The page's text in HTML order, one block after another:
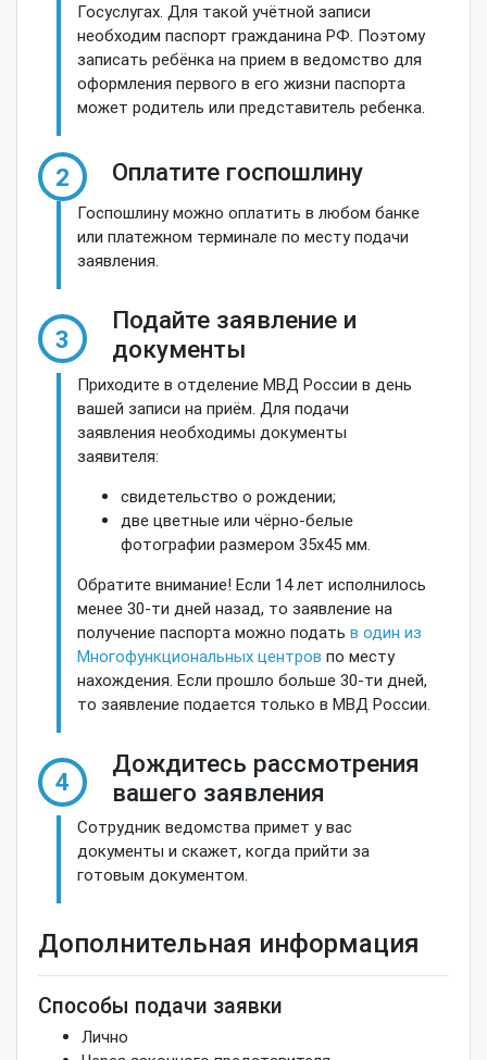
Госуслугах. Для такой учётной записи
необходим паспорт гражданина РФ. Поэтому
записать ребёнка на прием в ведомство для
оформления первого в его жизни паспорта
может родитель или представитель ребенка.
2 Оплатите госпошлину
Госпошлину можно оплатить в любом банке
или платежном терминале по месту подачи
заявления.
3
Подайте заявление и
документы
Приходите в отделение МВД России в день
вашей записи на приём. Для подачи
заявления необходимы документы
заявителя:
свидетельство о рождении;
две цветные или чёрно-белые
фотографии размером 35х45 мм.
Обратите внимание! Если 14 лет исполнилось
менее 30-ти дней назад, то заявление на
получение паспорта можно податьв один из
Многофункциональных центров по месту
нахождения. Если прошло больше 30-ти дней,
то заявление подается только в МВД России.
4
Дождитесь рассмотрения
вашего заявления
Сотрудник ведомства примет у вас
документы и скажет, когда прийти за
готовым документом.
Дополнительная информация
Способы подачи заявки
Лично